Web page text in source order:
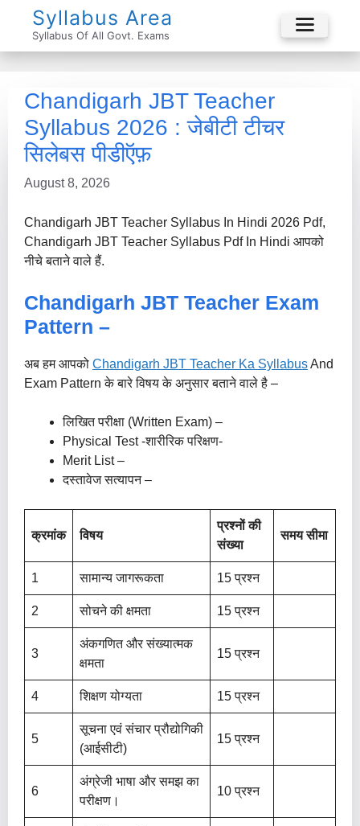
Syllabus Area
Syllabus Of All Govt. Exams
Menu
Chandigarh JBT Teacher
Syllabus 2026 : जेबीटी टीचर
सिलेबस पीडीऍफ़
August 8, 2026
Chandigarh JBT Teacher Syllabus In Hindi 2026 Pdf,
Chandigarh JBT Teacher Syllabus Pdf In Hindi आपको
नीचे बताने वाले हैं.
Chandigarh JBT Teacher Exam
Pattern –
अब हम आपको Chandigarh JBT Teacher Ka SyllabusAnd
Exam Pattern के बारे विषय के अनुसार बताने वाले है –
लिखित परीक्षा (Written Exam) –
Physical Test -शारीरिक परिक्षण-
Merit List –
दस्तावेज सत्यापन –
क्रमांक विषय
प्रश्नों की
संख्या
समय सीमा
1 सामान्य जागरूकता 15 प्रश्न
2 सोचने की क्षमता 15 प्रश्न
3
अंकगणित और संख्यात्मक
क्षमता
15 प्रश्न
4 शिक्षण योग्यता 15 प्रश्न
5
सूचना एवं संचार प्रौद्योगिकी
(आईसीटी)
15 प्रश्न
6
अंग्रेजी भाषा और समझ का
परीक्षण।
10 प्रश्न